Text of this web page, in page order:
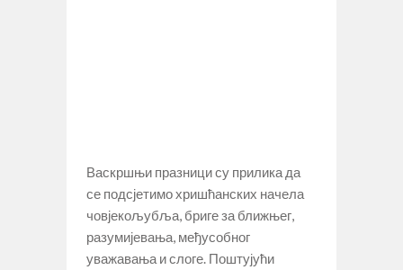
Васкршњи празници су прилика да
се подсјетимо хришћанских начела
човјекољубља, бриге за ближњег,
разумијевања, међусобног
уважавања и слоге. Поштујући